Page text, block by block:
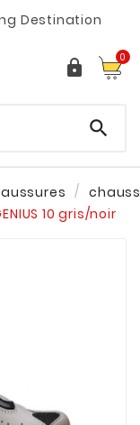
Destination
 0

10 gris/noir